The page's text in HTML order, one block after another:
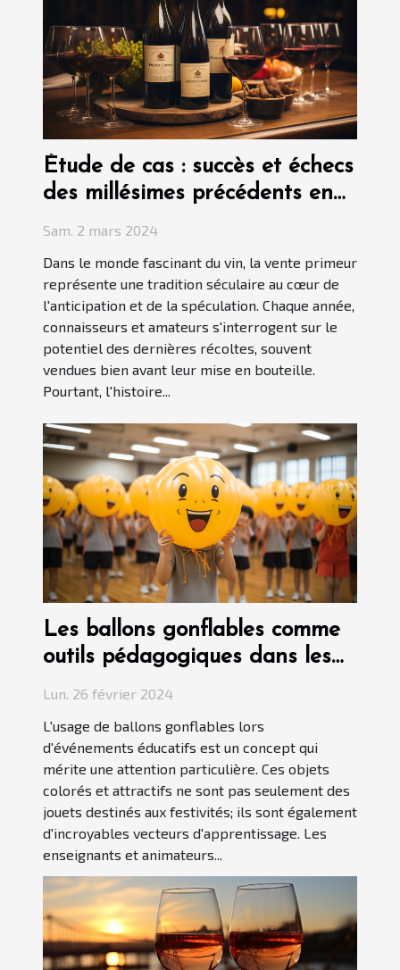
Étude de cas : succès et échecs
des millésimes précédents en
Sam. 2 mars 2024
Dans le monde fascinant du vin, la vente primeur
représente une tradition séculaire au cœur de
l'anticipation et de la spéculation. Chaque année,
connaisseurs et amateurs s'interrogent sur le
potentiel des dernières récoltes, souvent
vendues bien avant leur mise en bouteille.
Pourtant, l'histoire...
Les ballons gonflables comme
outils pédagogiques dans les
événements éducatifs
Lun. 26 février 2024
L'usage de ballons gonflables lors
d'événements éducatifs est un concept qui
mérite une attention particulière. Ces objets
colorés et attractifs ne sont pas seulement des
jouets destinés aux festivités; ils sont également
d'incroyables vecteurs d'apprentissage. Les
enseignants et animateurs...